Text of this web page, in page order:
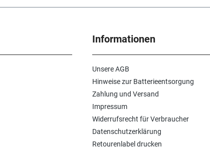
Informationen
Unsere AGB
Hinweise zur Batterieentsorgung
Zahlung und Versand
Impressum
Widerrufsrecht für Verbraucher
Datenschutzerklärung
Retourenlabel drucken